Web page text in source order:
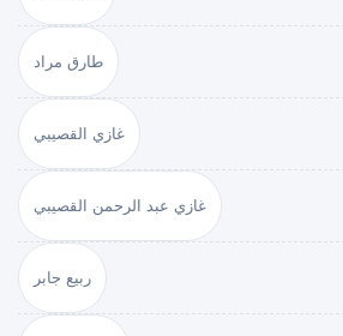
طارق مراد
غازي القصيبي
غازي عبد الرحمن القصيبي
ربيع جابر